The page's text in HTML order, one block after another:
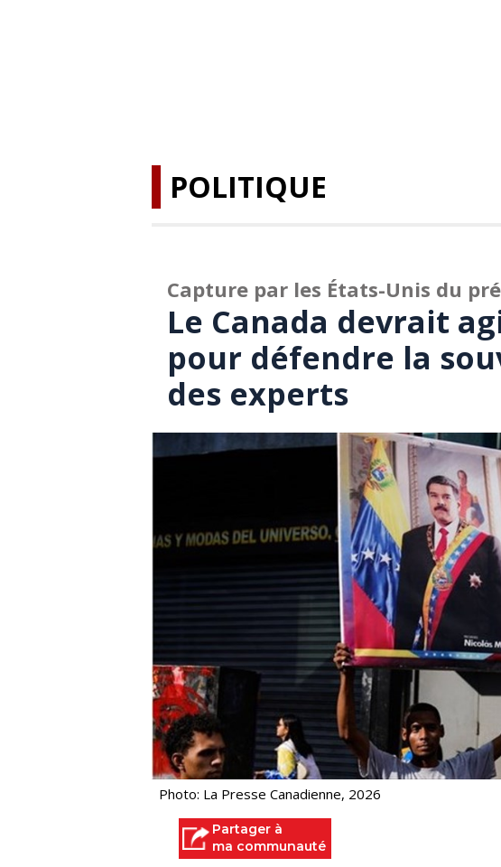
POLITIQUE
Capture par les États-Unis du
Le Canada devrait
pour défendre la
des experts
Photo: La Presse Canadienne, 2026
Partager à
ma communauté